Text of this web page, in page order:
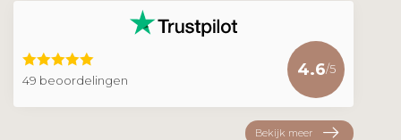
49 beoordelingen
4.6/5
Bekijk meer